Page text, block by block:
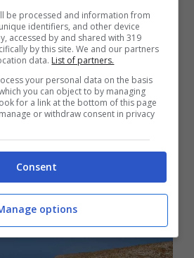
risparmia, i consigli
nutriente ed
18 Agosto 2025 - 20:00
be processed and information from
identifiers, and other device
accessed by and shared with 319
by this site. We and our partners
data. List of partners.
your personal data on the basis
you can object to by managing
for a link at the bottom of this page
or withdraw consent in privacy
Consent
options